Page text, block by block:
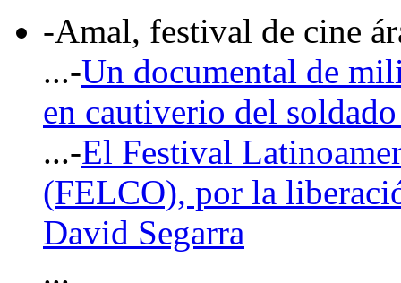
-Amal, festival de cine
...-Un documental de
en cautiverio del
...-El Festival
(FELCO), por la
David Segarra
...